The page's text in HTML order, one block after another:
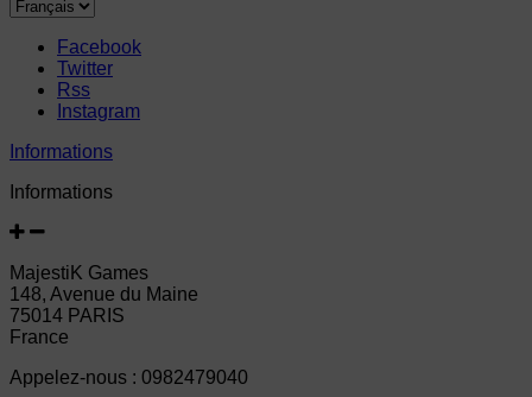
Facebook
Twitter
Rss
Instagram
Informations
Informations
MajestiK Games
148, Avenue du Maine
75014 PARIS
France
Appelez-nous : 0982479040